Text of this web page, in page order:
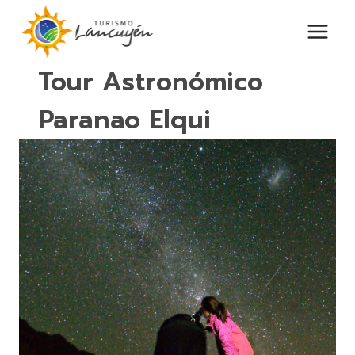
Saltar
contenido
Tour Astronómico
Paranao Elqui